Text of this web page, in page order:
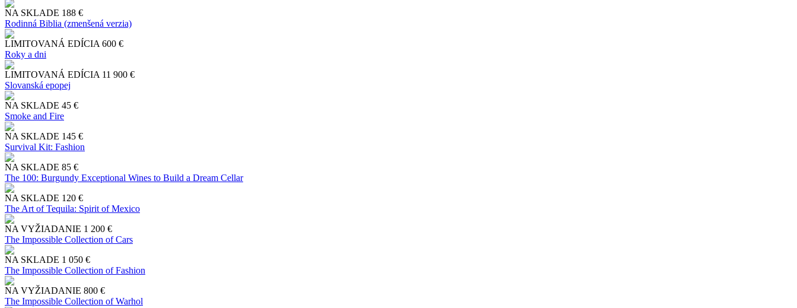
NA SKLADE 188 €
Rodinná Biblia (zmenšená verzia)
LIMITOVANÁ EDÍCIA 600 €
Roky a dni
LIMITOVANÁ EDÍCIA 11 900 €
Slo​vanská epopej
NA SKLADE 45 €
Smoke and Fire
NA SKLADE 145 €
Survival Kit: Fashion
NA SKLADE 85 €
The 100: Burgundy Exceptional Wines to Build a Dream Cellar
NA SKLADE 120 €
The Art of Tequila: Spirit of Mexico
NA VYŽIADANIE 1 200 €
The Impossible Collection of Cars
NA SKLADE 1 050 €
The Impossible Collection of Fashion
NA VYŽIADANIE 800 €
The Impossible Collection of Warhol